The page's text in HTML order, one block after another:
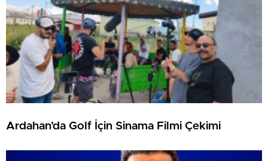
Ardahan’da Golf İçin Sinama Filmi Çekimi